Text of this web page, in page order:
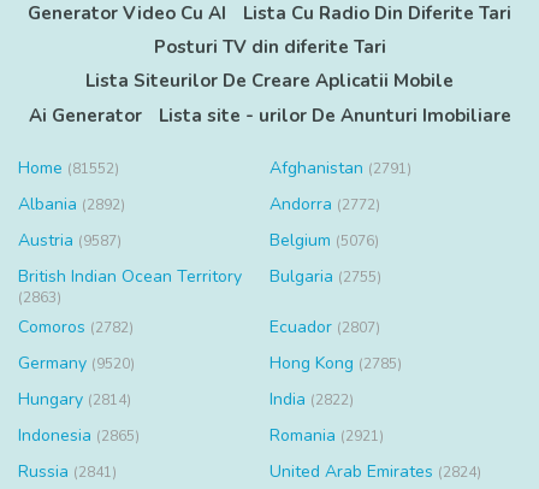
Generator Video Cu AI
Lista Cu Radio Din Diferite Tari
Posturi TV din diferite Tari
Lista Siteurilor De Creare Aplicatii Mobile
Ai Generator
Lista site - urilor De Anunturi Imobiliare
Home (81552) Afghanistan (2791)
Albania (2892) Andorra (2772)
Austria (9587) Belgium (5076)
British Indian Ocean Territory
(2863)
Bulgaria (2755)
Comoros (2782) Ecuador (2807)
Germany (9520) Hong Kong (2785)
Hungary (2814) India (2822)
Indonesia (2865) Romania (2921)
Russia (2841) United Arab Emirates (2824)